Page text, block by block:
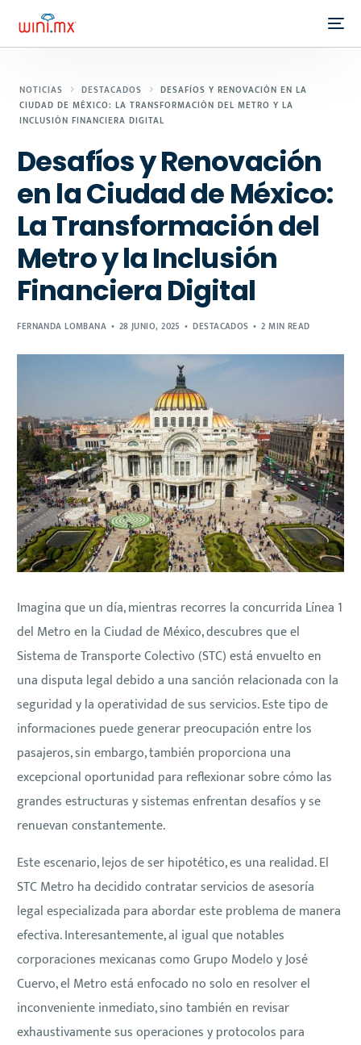
NOTICIAS DESTACADOS
DESAFÍOS Y RENOVACIÓN EN LA
CIUDAD DE MÉXICO: LA TRANSFORMACIÓN DEL METRO Y LA
INCLUSIÓN FINANCIERA DIGITAL
Desafíos y Renovación
en la Ciudad de México:
La Transformación del
Metro y la Inclusión
Financiera Digital
FERNANDA LOMBANA 28 JUNIO, 2025 DESTACADOS 2 MIN READ
Imagina que un día, mientras recorres la concurrida Línea 1
del Metro en la Ciudad de México, descubres que el
Sistema de Transporte Colectivo (STC) está envuelto en
una disputa legal debido a una sanción relacionada con la
seguridad y la operatividad de sus servicios. Este tipo de
informaciones puede generar preocupación entre los
pasajeros, sin embargo, también proporciona una
excepcional oportunidad para reflexionar sobre cómo las
grandes estructuras y sistemas enfrentan desafíos y se
renuevan constantemente.
Este escenario, lejos de ser hipotético, es una realidad. El
STC Metro ha decidido contratar servicios de asesoría
legal especializada para abordar este problema de manera
efectiva. Interesantemente, al igual que notables
corporaciones mexicanas como Grupo Modelo y José
Cuervo, el Metro está enfocado no solo en resolver el
inconveniente inmediato, sino también en revisar
exhaustivamente sus operaciones y protocolos para